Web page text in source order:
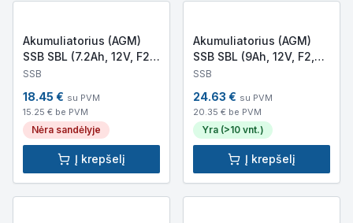
Akumuliatorius (AGM)
SSB SBL (7.2Ah, 12V, F2,
VRLA)
SSB
18.45 € su PVM
15.25 € be PVM
Nėra sandėlyje
Į krepšelį
Akumuliatorius (AGM)
SSB SBL (9Ah, 12V, F2,
VRLA)
SSB
24.63 € su PVM
20.35 € be PVM
Yra (>10 vnt.)
Į krepšelį